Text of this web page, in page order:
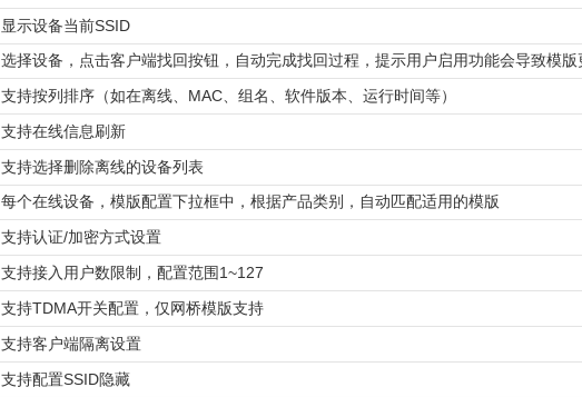
显示设备当前SSID
选择设备，点击客户端找回按钮，自动完成找回过程，提示用户启用功能会导致模
支持按列排序（如在离线、MAC、组名、软件版本、运行时间等）
支持在线信息刷新
支持选择删除离线的设备列表
每个在线设备，模版配置下拉框中，根据产品类别，自动匹配适用的模版
支持认证/加密方式设置
支持接入用户数限制，配置范围1~127
支持TDMA开关配置，仅网桥模版支持
支持客户端隔离设置
支持配置SSID隐藏